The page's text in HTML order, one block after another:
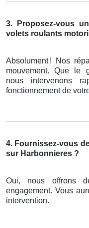
3. Proposez-vous
volets roulants
Absolument ! Nos ré
mouvement. Que le
nous intervenons
fonctionnement de
4. Fournissez-vous
sur Harbonnieres ?
Oui, nous offrons
engagement. Vous
intervention.